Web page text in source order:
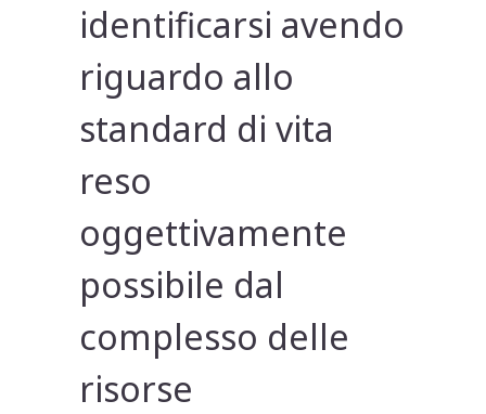
identificarsi avendo
riguardo allo
standard di vita
reso
oggettivamente
possibile dal
complesso delle
risorse